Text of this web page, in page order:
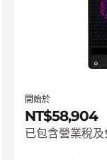
開始於
NT$58,904
已包含營業稅